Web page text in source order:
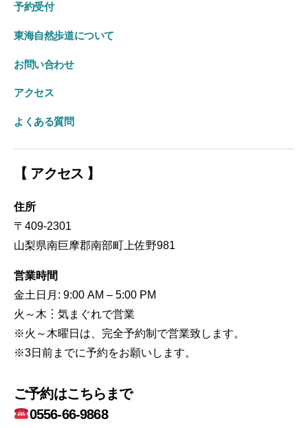
予約受付
東海自然歩道について
お問い合わせ
アクセス
よくある質問
【 アクセス 】
住所
〒409-2301
山梨県南巨摩郡南部町上佐野981
営業時間
金土日月: 9:00 AM – 5:00 PM
火～木︙気まぐれで営業
※火～木曜日は、完全予約制で営業致します。
※3日前までに予約をお願いします。
ご予約はこちらまで
0556-66-9868